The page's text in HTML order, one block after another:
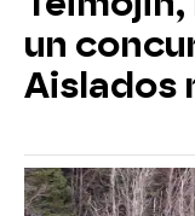
un
Aislados